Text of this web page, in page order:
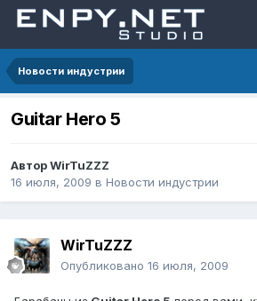
Новости индустрии
Guitar Hero 5
АвторWirTuZZZ
16 июля, 2009 в Новости индустрии
WirTuZZZ
Опубликовано 16 июля, 2009